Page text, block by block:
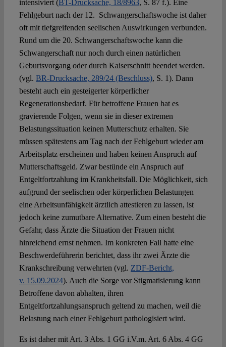
intensiviert ( BT-Drucksache, 18/8963, S. 87 f.). Eine
Fehlgeburt nach der 12. Schwangerschaftswoche ist daher
oft mit tiefgreifenden seelischen Auswirkungen verbunden.
Rund um die 20. Schwangerschaftswoche kann die
Schwangerschaft nur noch durch einen natürlichen
Geburtsvorgang oder durch Kaiserschnitt beendet werden.
(vgl. BR-Drucksache, 289/24 (Beschluss), S. 1). Dann
besteht auch ein gesteigerter körperlicher
Regenerationsbedarf. Für betroffene Frauen hat es
gravierende Folgen, wenn sie in dieser extremen
Belastungssituation keinen Mutterschutz erhalten. Sie
müssen spätestens am Tag nach der Fehlgeburt wieder am
Arbeitsplatz erscheinen und haben keinen Anspruch auf
Mutterschaftsgeld. Zwar bestünde ein Anspruch auf
Entgeltfortzahlung im Krankheitsfall. Die Möglichkeit, sich
aufgrund der seelischen oder körperlichen Belastungen
eine Arbeitsunfähigkeit ärztlich attestieren zu lassen, ist
jedoch keine zumutbare Alternative. Zum einen besteht die
Gefahr, dass Ärzte die Situation der Frauen nicht
hinreichend ernst nehmen. Im konkreten Fall hatte eine
Beschwerdeführerin berichtet, dass ihr zwei Ärzte die
Krankschreibung verwehrten (vgl. ZDF-Bericht,
v. 15.09.2024). Auch die Sorge vor Stigmatisierung kann
Betroffene davon abhalten, ihren
Entgeltfortzahlungsanspruch geltend zu machen, weil die
Belastung nach einer Fehlgeburt pathologisiert wird.
Es ist daher mit Art. 3 Abs. 1 GG i.V.m. Art. 6 Abs. 4 GG